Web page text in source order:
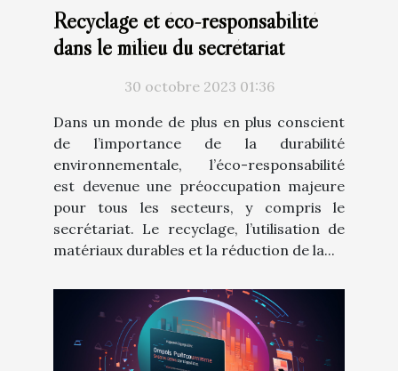
Recyclage et éco-responsabilité
dans le milieu du secrétariat
30 octobre 2023 01:36
Dans un monde de plus en plus conscient
de l’importance de la durabilité
environnementale, l’éco-responsabilité
est devenue une préoccupation majeure
pour tous les secteurs, y compris le
secrétariat. Le recyclage, l’utilisation de
matériaux durables et la réduction de la...